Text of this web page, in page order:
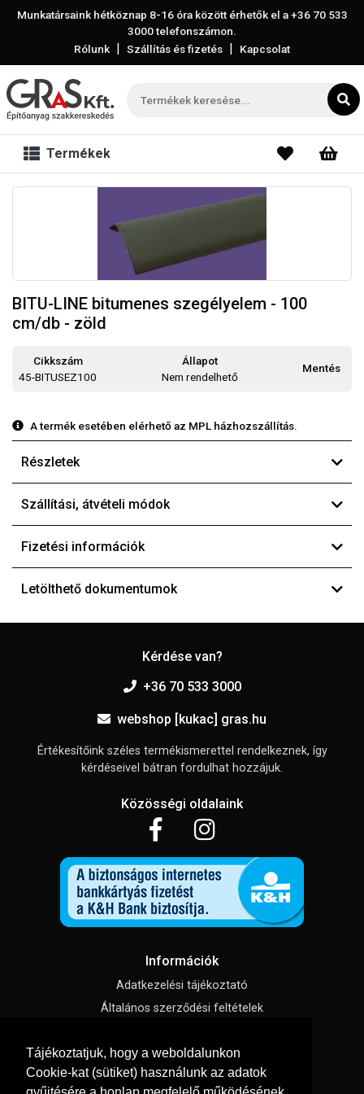
Tájékoztatjuk, hogy a weboldalunkon
Cookie-kat (sütiket) használunk az adatok
Munkatársaink hétköznap 8-16 óra között érhetők el a+36 70 533
3000telefonszámon.
Rólunk | Szállítás és fizetés | Kapcsolat
Termékek
BITU-LINE bitumenes szegélyelem - 100
cm/db - zöld
Cikkszám
45-BITUSEZ100
Állapot
Nem rendelhető
Mentés
A termék esetében elérhető az MPL házhozszállítás.
Részletek
Szállítási, átvételi módok
Fizetési információk
Letölthető dokumentumok
Kérdése van?
+36 70 533 3000
webshop [kukac] gras.hu
Értékesítőink széles termékismerettel rendelkeznek, így
kérdéseivel bátran fordulhat hozzájuk.
Közösségi oldalaink
Információk
Adatkezelési tájékoztató
Általános szerződési feltételek
Süti beállítások